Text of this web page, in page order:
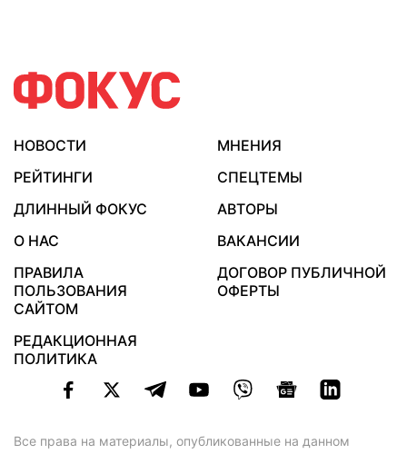
НОВОСТИ
МНЕНИЯ
РЕЙТИНГИ
СПЕЦТЕМЫ
ДЛИННЫЙ ФОКУС
АВТОРЫ
О НАС
ВАКАНСИИ
ПРАВИЛА
ПОЛЬЗОВАНИЯ
САЙТОМ
ДОГОВОР ПУБЛИЧНОЙ
ОФЕРТЫ
РЕДАКЦИОННАЯ
ПОЛИТИКА
Все права на материалы, опубликованные на данном